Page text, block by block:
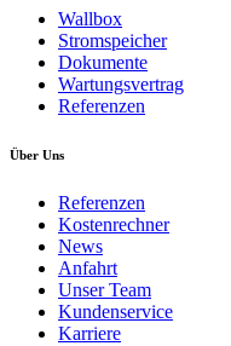
Wallbox
Stromspeicher
Dokumente
Wartungsvertrag
Referenzen
Über Uns
Referenzen
Kostenrechner
News
Anfahrt
Unser Team
Kundenservice
Karriere